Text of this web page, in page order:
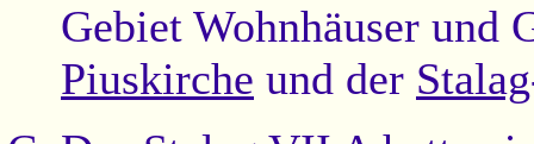
Gebiet Wohnhäuser und
Piuskirche und der